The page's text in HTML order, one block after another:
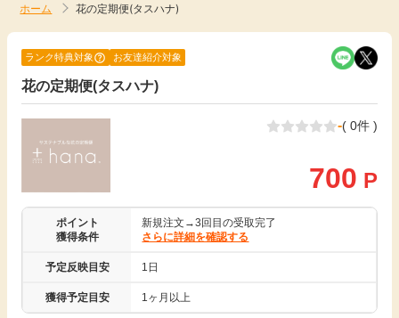
ホーム 花の定期便(タスハナ)
新着
即日還元
アンケート
無料サービス
エンタメ
暮らし
ランク特典対象 お友達紹介対象
花の定期便(タスハナ)
-( 0件 )
700 P
ポイント
獲得条件
新規注文→3回目の受取完了
さらに詳細を確認する
予定反映目安 1日
獲得予定目安 1ヶ月以上